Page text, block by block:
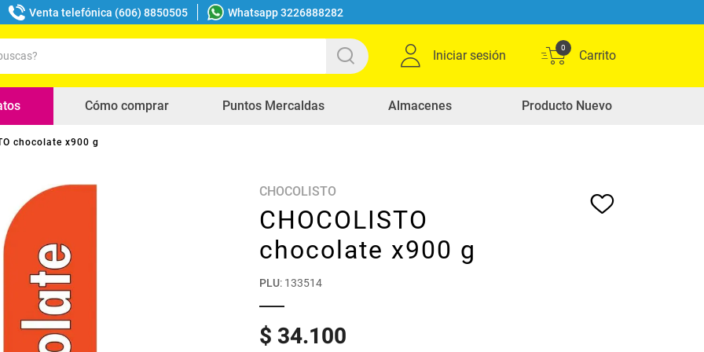
Venta telefónica (606) 8850505 Whatsapp 3226888282
Iniciar sesión
0
Cómo comprar Puntos Mercaldas Almacenes Producto Nuevo
chocolate x900 g
CHOCOLISTO
CHOCOLISTO
chocolate x900 g
PLU: 133514
$ 34.100
buscados